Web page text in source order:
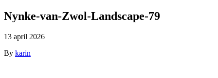
Nynke-van-Zwol-Landscape-79
13 april 2026
By karin